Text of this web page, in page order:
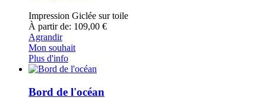
Impression Giclée sur toile
À partir de: 109,00 €
Agrandir
Mon souhait
Plus d'info
Bord de l'océan